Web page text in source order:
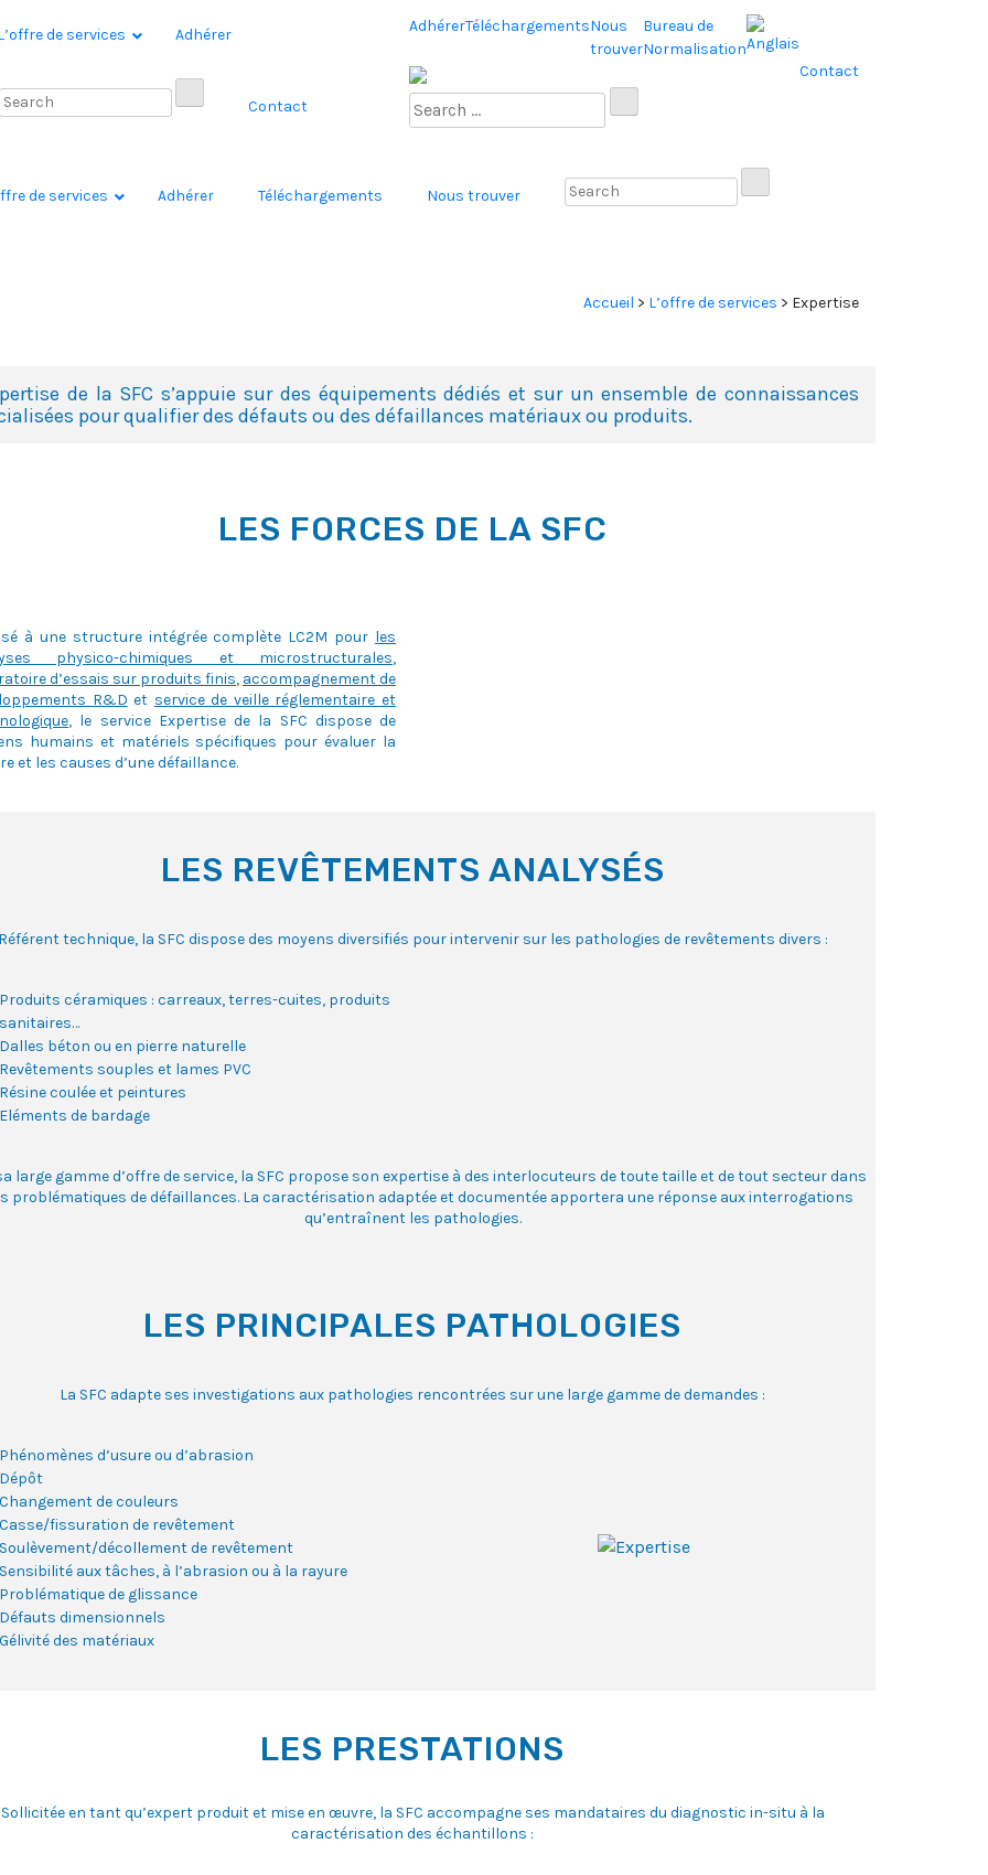
de services Adhérer
Contact
AdhérerTéléchargementsNous
trouver
Bureau de
Normalisation
Contact
de services Adhérer Téléchargements Nous trouver
Accueil > L’offre de services > Expertise
de la SFC s’appuie sur des équipements dédiés et sur un ensemble de connaissances
pour qualifier des défauts ou des défaillances matériaux ou produits.
LES FORCES DE LA SFC
à une structure intégrée complète LC2M pour les
physico-chimiques et microstructurales,
d’essais sur produits finis, accompagnement de
R&D et service de veille réglementaire et
, le service Expertise de la SFC dispose de
humains et matériels spécifiques pour évaluer la
et les causes d’une défaillance.
LES REVÊTEMENTS ANALYSÉS
Référent technique, la SFC dispose des moyens diversifiés pour intervenir sur les pathologies de revêtements divers :
Produits céramiques : carreaux, terres-cuites, produits
sanitaires…
Dalles béton ou en pierre naturelle
Revêtements souples et lames PVC
Résine coulée et peintures
Eléments de bardage
large gamme d’offre de service, la SFC propose son expertise à des interlocuteurs de toute taille et de tout secteur dans
problématiques de défaillances. La caractérisation adaptée et documentée apportera une réponse aux interrogations
qu’entraînent les pathologies.
LES PRINCIPALES PATHOLOGIES
La SFC adapte ses investigations aux pathologies rencontrées sur une large gamme de demandes :
Phénomènes d’usure ou d’abrasion
Dépôt
Changement de couleurs
Casse/fissuration de revêtement
Soulèvement/décollement de revêtement
Sensibilité aux tâches, à l’abrasion ou à la rayure
Problématique de glissance
Défauts dimensionnels
Gélivité des matériaux
LES PRESTATIONS
Sollicitée en tant qu’expert produit et mise en œuvre, la SFC accompagne ses mandataires du diagnostic in-situ à la
caractérisation des échantillons :